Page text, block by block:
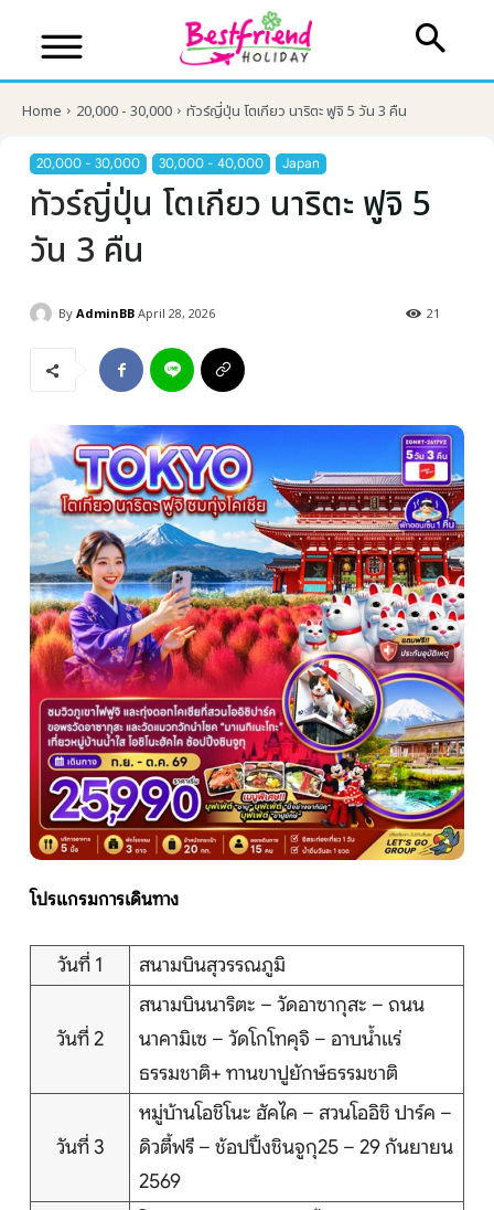
บริษัทเบสเฟรนด์ ฮอลิเดย์
เส้นทางที่ต้องการ
หน้าแรก
ทัวร์ต่างประเทศ
จัดกรุ๊ปต่างประเทศ
โปรไฟไหม้
ทัวร์ในประเทศ
จัดกรุ๊ปในประเทศ
เรือเจ้าพระยา
Home 20,000 - 30,000 ทัวร์ญี่ปุ่น โตเกียว นาริตะ ฟูจิ 5 วัน 3 คืน
20,000 - 30,000 30,000 - 40,000 Japan
ทัวร์ญี่ปุ่น โตเกียว นาริตะ ฟูจิ 5
วัน 3 คืน
By AdminBB April 28, 2026 21
โปรแกรมการเดินทาง
วันที่ 1 สนามบินสุวรรณภูมิ
วันที่ 2
สนามบินนาริตะ – วัดอาซากุสะ – ถนน
นาคามิเซ – วัดโกโทคุจิ – อาบน้ำแร่
ธรรมชาติ+ ทานขาปูยักษ์ธรรมชาติ
วันที่ 3
หมู่บ้านโอชิโนะ ฮัคไค – สวนโออิชิ ปาร์ค –
ดิวตี้ฟรี – ช้อปปิ้งชินจูกุ25 – 29 กันยายน
2569